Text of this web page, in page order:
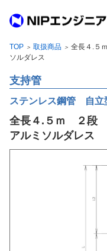
TOP
事業内容
取扱製品
各種実績
会社案内
TOP ＞ 取扱商品 ＞ 全長４.５
ソルダレス
支持管
ステンレス鋼管 自立
全長４.５ｍ ２段
アルミソルダレス